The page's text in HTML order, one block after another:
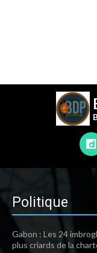
Politique
Gabon : Les 24
plus criards de la